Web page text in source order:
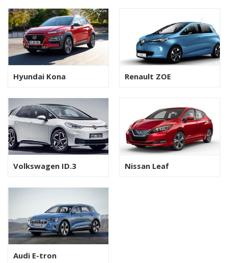
Hyundai Kona Renault ZOE
Volkswagen ID.3 Nissan Leaf
Audi E-tron